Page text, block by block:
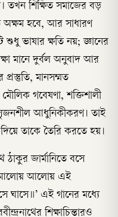
তখন শিক্ষিত সমাজের বড়
অক্ষম হবে, আর সাধারণ
শুধু ভাষার ক্ষতি নয়; জ্ঞানের
মানে দুর্বল অনুবাদ আর
মানসম্মত
মৌলিক গবেষণা, শক্তিশালী
আধুনিকীকরণ। তাই
তাকে তৈরি করতে হয়।
ঠাকুর জার্মানিতে বসে
আলোয় আলোয় এই
ঘাসে॥’ এই গানের মধ্যে
শিক্ষাচিন্তারও